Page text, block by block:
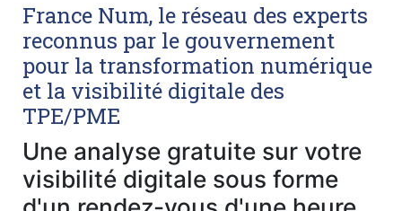
France Num, le réseau des experts
reconnus par le gouvernement
pour la transformation numérique
et la visibilité digitale des
TPE/PME
Une analyse gratuite sur votre
visibilité digitale sous forme